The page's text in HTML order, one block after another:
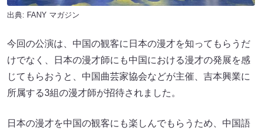
出典: FANY マガジン
今回の公演は、中国の観客に日本の漫才を知ってもらうだ
けでなく、日本の漫才師にも中国における漫才の発展を感
じてもらおうと、中国曲芸家協会などが主催、吉本興業に
所属する3組の漫才師が招待されました。
日本の漫才を中国の観客にも楽しんでもらうため、中国語